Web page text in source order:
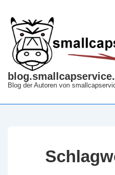
Zum
Inhalt
Blog der Autoren von